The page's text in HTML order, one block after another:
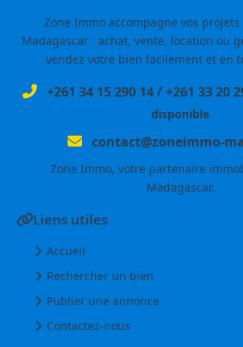
Zone Immo accompagne vos
Madagascar : achat, vente, location ou
vendez votre bien facilement et en
+261 34 15 290 14/+261 33 20
disponible
contact@zoneimmo-
Zone Immo, votre partenaire
Madagascar.
Liens utiles
Accueil
Rechercher un bien
Publier une annonce
Contactez-nous